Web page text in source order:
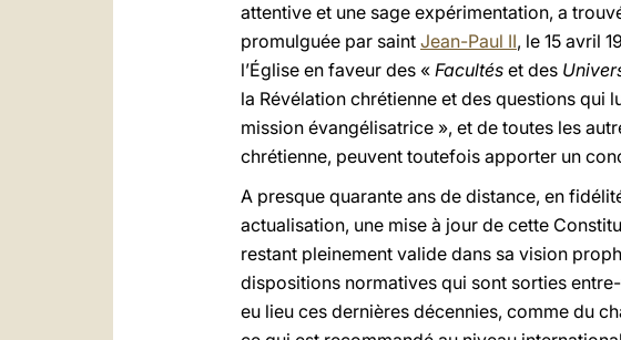
attentive et une sage expérimentation, a
promulguée par saint Jean-Paul II, le 15 avril
l’Église en faveur des « Facultés et des
la Révélation chrétienne et des questions qui
mission évangélisatrice », et de toutes les
chrétienne, peuvent toutefois apporter un
A presque quarante ans de distance, en
actualisation, une mise à jour de cette
restant pleinement valide dans sa vision
dispositions normatives qui sont sorties
eu lieu ces dernières décennies, comme du